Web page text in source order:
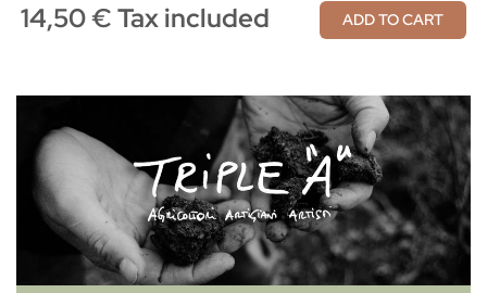
14,50 € Tax included ADD TO CART